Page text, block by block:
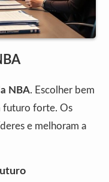
NBA. Escolher bem
futuro forte. Os
e melhoram a